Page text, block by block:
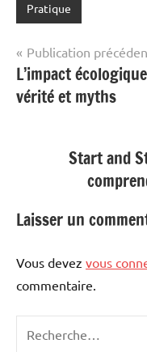
Pratique
Navigation
de
l’article
Publication
L’impact
vérité et myths
Start and
Laisser un
Vous devez vous
commentaire.